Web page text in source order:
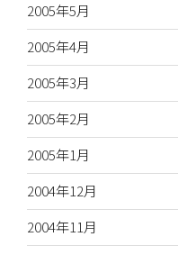
2005年5月
2005年4月
2005年3月
2005年2月
2005年1月
2004年12月
2004年11月